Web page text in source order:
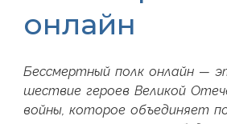
онлайн
Бессмертный полк онлайн —
шествие героев Великой
войны, которое объединяет